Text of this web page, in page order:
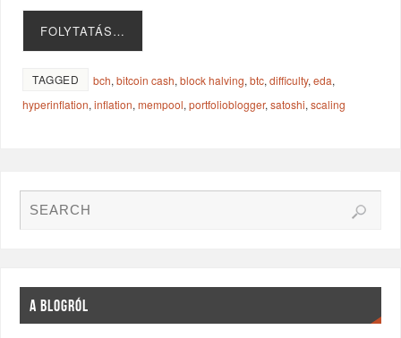
FOLYTATÁS…
TAGGED bch,bitcoin cash,block halving,btc,difficulty,eda,
hyperinflation,inflation,mempool,portfolioblogger,satoshi,scaling
A BLOGRÓL